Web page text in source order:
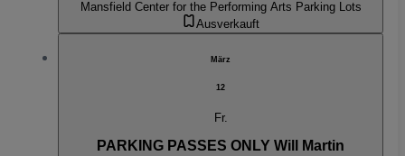
Mansfield Center for the Performing Arts Parking Lots
Ausverkauft
März
12
Fr.
PARKING PASSES ONLY Will Martin